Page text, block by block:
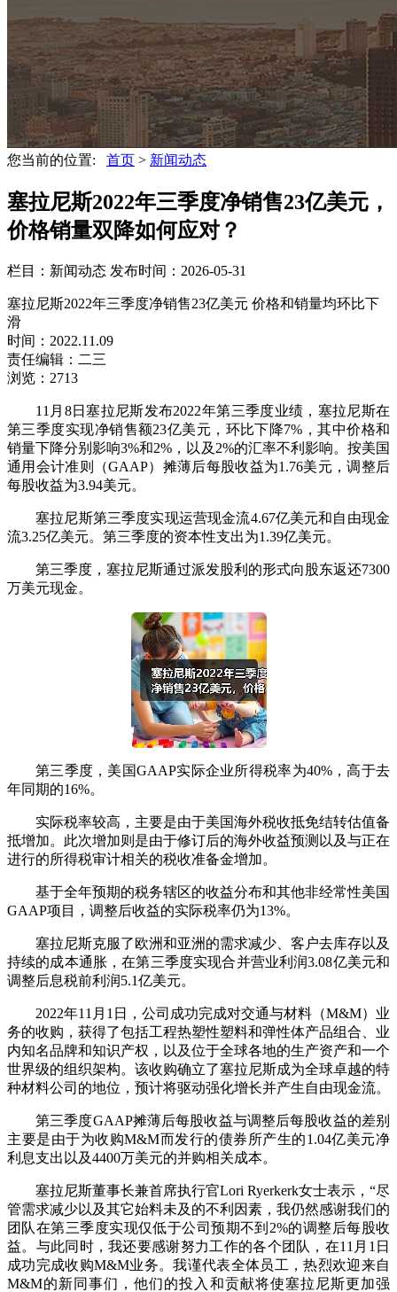
您当前的位置: 首页 > 新闻动态
塞拉尼斯2022年三季度净销售23亿美元，
价格销量双降如何应对？
栏目：新闻动态 发布时间：2026-05-31
塞拉尼斯2022年三季度净销售23亿美元 价格和销量均环比下
滑
时间：2022.11.09
责任编辑：二三
浏览：2713
11月8日塞拉尼斯发布2022年第三季度业绩，塞拉尼斯在
第三季度实现净销售额23亿美元，环比下降7%，其中价格和
销量下降分别影响3%和2%，以及2%的汇率不利影响。按美国
通用会计准则（GAAP）摊薄后每股收益为1.76美元，调整后
每股收益为3.94美元。
塞拉尼斯第三季度实现运营现金流4.67亿美元和自由现金
流3.25亿美元。第三季度的资本性支出为1.39亿美元。
第三季度，塞拉尼斯通过派发股利的形式向股东返还7300
万美元现金。
第三季度，美国GAAP实际企业所得税率为40%，高于去
年同期的16%。
实际税率较高，主要是由于美国海外税收抵免结转估值备
抵增加。此次增加则是由于修订后的海外收益预测以及与正在
进行的所得税审计相关的税收准备金增加。
基于全年预期的税务辖区的收益分布和其他非经常性美国
GAAP项目，调整后收益的实际税率仍为13%。
塞拉尼斯克服了欧洲和亚洲的需求减少、客户去库存以及
持续的成本通胀，在第三季度实现合并营业利润3.08亿美元和
调整后息税前利润5.1亿美元。
2022年11月1日，公司成功完成对交通与材料（M&M）业
务的收购，获得了包括工程热塑性塑料和弹性体产品组合、业
内知名品牌和知识产权，以及位于全球各地的生产资产和一个
世界级的组织架构。该收购确立了塞拉尼斯成为全球卓越的特
种材料公司的地位，预计将驱动强化增长并产生自由现金流。
第三季度GAAP摊薄后每股收益与调整后每股收益的差别
主要是由于为收购M&M而发行的债券所产生的1.04亿美元净
利息支出以及4400万美元的并购相关成本。
塞拉尼斯董事长兼首席执行官Lori Ryerkerk女士表示，“尽
管需求减少以及其它始料未及的不利因素，我仍然感谢我们的
团队在第三季度实现仅低于公司预期不到2%的调整后每股收
益。与此同时，我还要感谢努力工作的各个团队，在11月1日
成功完成收购M&M业务。我谨代表全体员工，热烈欢迎来自
M&M的新同事们，他们的投入和贡献将使塞拉尼斯更加强